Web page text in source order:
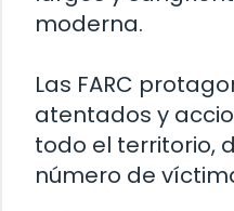
moderna.
Las FARC
atentados y
todo el territorio,
número de